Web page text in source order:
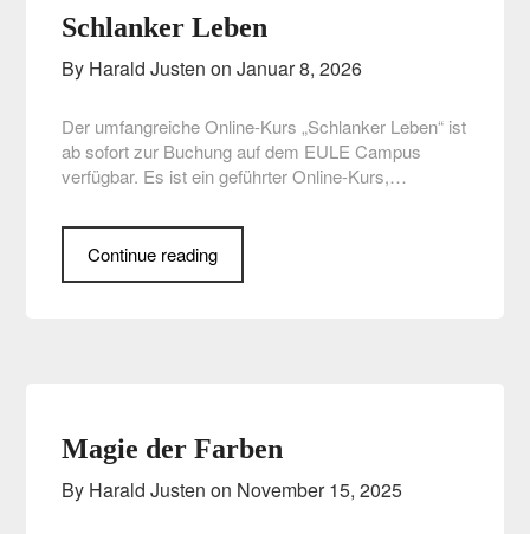
Schlanker Leben
By Harald Justen on Januar 8, 2026
Der umfangreiche Online-Kurs „Schlanker Leben“ ist
ab sofort zur Buchung auf dem EULE Campus
verfügbar. Es ist ein geführter Online-Kurs,…
Continue reading
Magie der Farben
By Harald Justen on November 15, 2025